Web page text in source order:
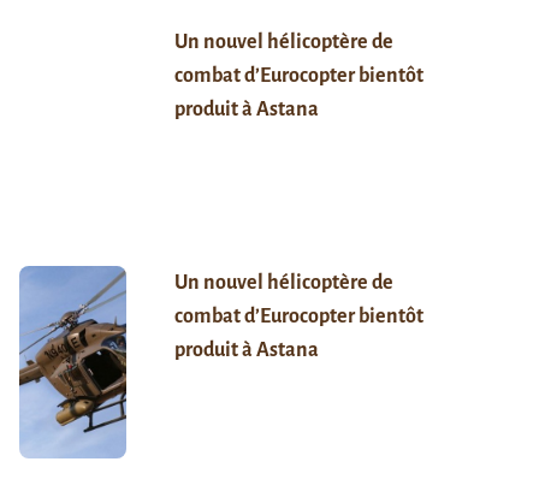
Un nouvel hélicoptère de
combat d’Eurocopter bientôt
produit à Astana
Un nouvel hélicoptère de
combat d’Eurocopter bientôt
produit à Astana